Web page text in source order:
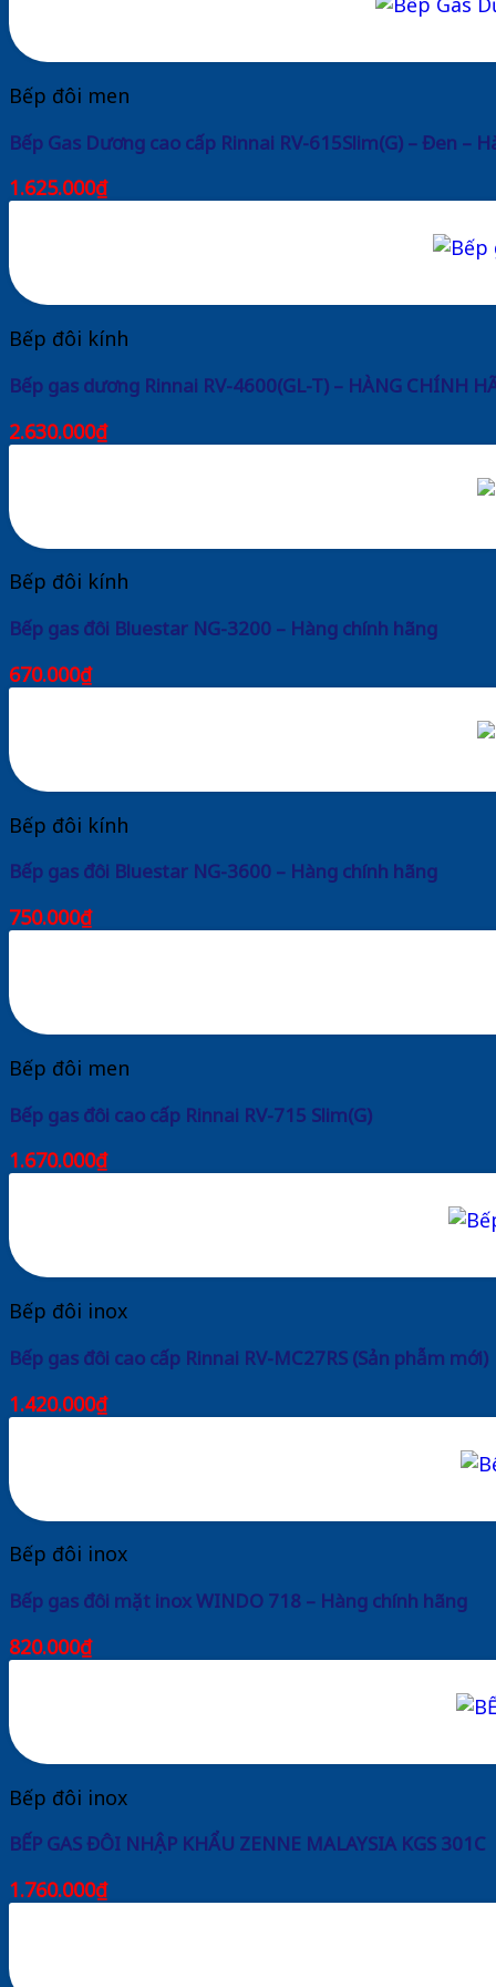
Bếp đôi men
Bếp Gas Dương cao cấp Rinnai RV-615Slim(G) – Đen –
1.625.000₫
Bếp đôi kính
Bếp gas dương Rinnai RV-4600(GL-T) – HÀNG CHÍNH
2.630.000₫
Bếp đôi kính
Bếp gas đôi Bluestar NG-3200 – Hàng chính hãng
670.000₫
Bếp đôi kính
Bếp gas đôi Bluestar NG-3600 – Hàng chính hãng
750.000₫
Bếp đôi men
Bếp gas đôi cao cấp Rinnai RV-715 Slim(G)
1.670.000₫
Bếp đôi inox
Bếp gas đôi cao cấp Rinnai RV-MC27RS (Sản phẫm mới)
1.420.000₫
Bếp đôi inox
Bếp gas đôi mặt inox WINDO 718 – Hàng chính hãng
820.000₫
Bếp đôi inox
BẾP GAS ĐÔI NHẬP KHẨU ZENNE MALAYSIA KGS 301C
1.760.000₫